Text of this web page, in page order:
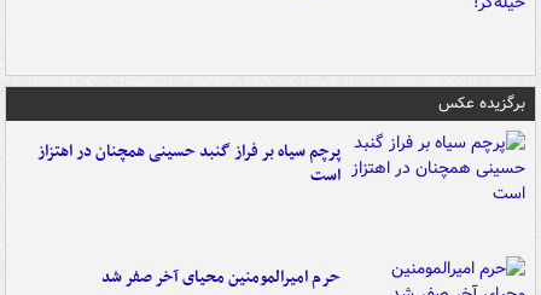
برگزیده عکس
پرچم سیاه بر فراز گنبد حسینی همچنان در اهتزاز
است
حرم امیرالمومنین محیای آخر صفر شد